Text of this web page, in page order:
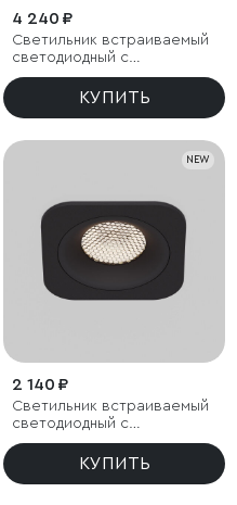
4 240 ₽
Светильник встраиваемый
светодиодный с
антибликовой решеткой
Tetro 20W 4000K белый
КУПИТЬ
NEW
2 140 ₽
Светильник встраиваемый
светодиодный с
антибликовой решеткой
Tetro 10W 4000K черный
КУПИТЬ